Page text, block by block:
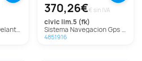
Civic Lim.5
370,26€€ sin IVA
civic lim.5 (fk)
Sistema Navegacion Gps Para Honda Civic Lim.5
4851916